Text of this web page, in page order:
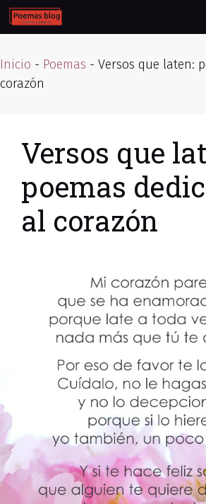
Skip
to
Inicio - Poemas - Versos que laten:
corazón
Versos que
poemas
al corazón